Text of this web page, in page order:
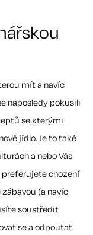
mít a navíc
naposledy pokusili
se kterými
jídlo. Je to také
a nebo Vás
preferujete chození
(a navíc
soustředit
se a odpoutat